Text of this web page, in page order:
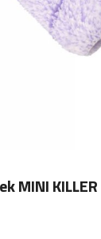
MINI